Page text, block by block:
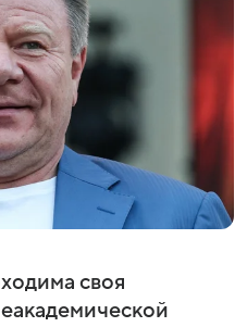
своя